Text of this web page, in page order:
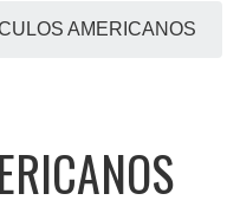
AMERICANOS